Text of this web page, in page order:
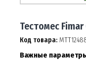
Тестомес Fimar
Код товара:
Важные